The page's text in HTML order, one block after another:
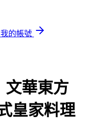
我的帳號
文華東方
皇家料理